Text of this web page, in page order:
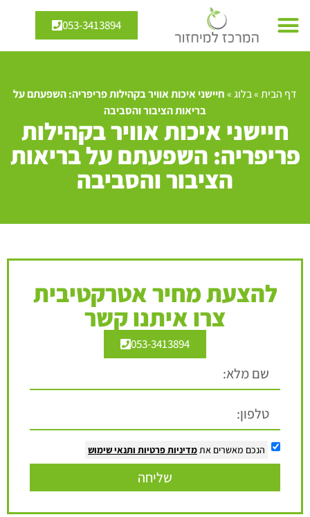
053-3413894
דף הבית»בלוג»חיישני איכות אוויר בקהילות פריפריה: השפעתם על
בריאות הציבור והסביבה
חיישני איכות אוויר בקהילות
פריפריה: השפעתם על בריאות
הציבור והסביבה
להצעת מחיר אטרקטיבית
צרו איתנו קשר
053-3413894
הנכם מאשרים את מדיניות פרטיות ותנאי שימוש
שליחה